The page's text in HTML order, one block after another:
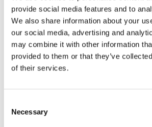
provide social media features and to
We also share information about your
our social media, advertising and
may combine it with other information
provided to them or that they’ve
of their services.
Selection
Necessary
A República Democrática do
uma série de conflitos e tensões
externas há décadas; dois
Bilé e Jean-Jacques Lumumba,